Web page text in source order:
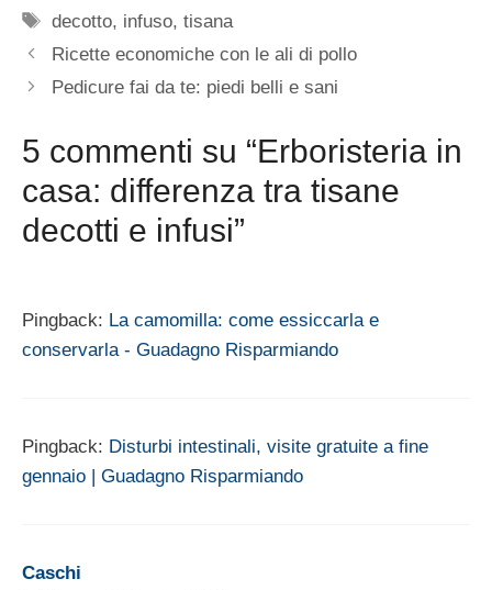
Tag
decotto, infuso,tisana
Ricette economiche con le ali di pollo
Pedicure fai da te: piedi belli e sani
5 commenti su “Erboristeria in
casa: differenza tra tisane
decotti e infusi”
Pingback: La camomilla: come essiccarla e
conservarla - Guadagno Risparmiando
Pingback: Disturbi intestinali, visite gratuite a fine
gennaio | Guadagno Risparmiando
Caschi